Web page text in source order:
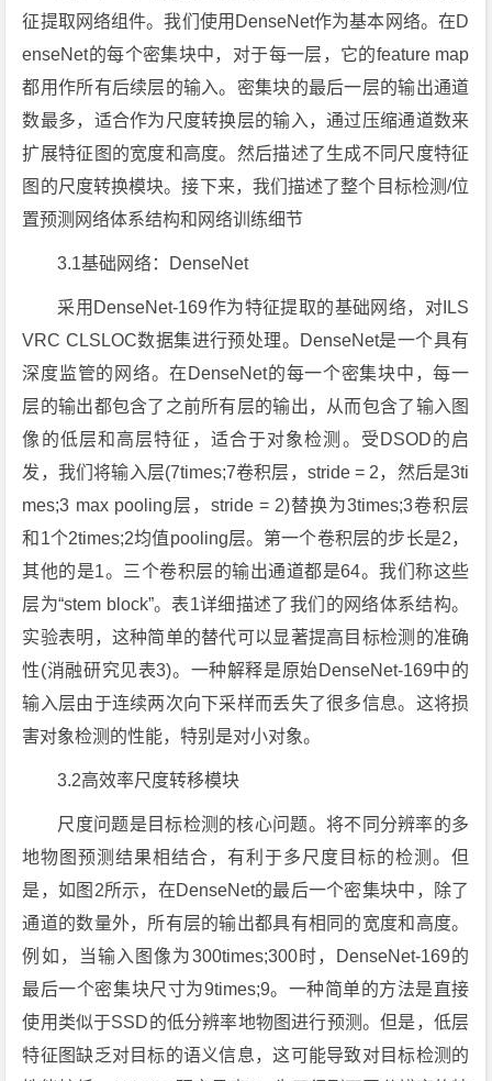
征提取网络组件。我们使用DenseNet作为基本网络。在D
enseNet的每个密集块中，对于每一层，它的feature map
都用作所有后续层的输入。密集块的最后一层的输出通道
数最多，适合作为尺度转换层的输入，通过压缩通道数来
扩展特征图的宽度和高度。然后描述了生成不同尺度特征
图的尺度转换模块。接下来，我们描述了整个目标检测/位
置预测网络体系结构和网络训练细节
3.1基础网络：DenseNet
采用DenseNet-169作为特征提取的基础网络，对ILS
VRC CLSLOC数据集进行预处理。DenseNet是一个具有
深度监管的网络。在DenseNet的每一个密集块中，每一
层的输出都包含了之前所有层的输出，从而包含了输入图
像的低层和高层特征，适合于对象检测。受DSOD的启
发，我们将输入层(7times;7卷积层，stride = 2，然后是3ti
mes;3 max pooling层，stride = 2)替换为3times;3卷积层
和1个2times;2均值pooling层。第一个卷积层的步长是2，
其他的是1。三个卷积层的输出通道都是64。我们称这些
层为“stem block”。表1详细描述了我们的网络体系结构。
实验表明，这种简单的替代可以显著提高目标检测的准确
性(消融研究见表3)。一种解释是原始DenseNet-169中的
输入层由于连续两次向下采样而丢失了很多信息。这将损
害对象检测的性能，特别是对小对象。
3.2高效率尺度转移模块
尺度问题是目标检测的核心问题。将不同分辨率的多
地物图预测结果相结合，有利于多尺度目标的检测。但
是，如图2所示，在DenseNet的最后一个密集块中，除了
通道的数量外，所有层的输出都具有相同的宽度和高度。
例如，当输入图像为300times;300时，DenseNet-169的
最后一个密集块尺寸为9times;9。一种简单的方法是直接
使用类似于SSD的低分辨率地物图进行预测。但是，低层
特征图缺乏对目标的语义信息，这可能导致对目标检测的